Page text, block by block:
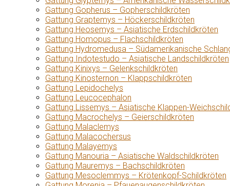
Gattung Gopherus – Gopherschildkröten
Gattung Graptemys – Höckerschildkröten
Gattung Heosemys – Asiatische Erdschildkröten
Gattung Homopus – Flachschildkröten
Gattung Hydromedusa – Südamerikanische
Gattung Indotestudo – Asiatische Landschildkröten
Gattung Kinixys – Gelenkschildkröten
Gattung Kinosternon – Klappschildkröten
Gattung Lepidochelys
Gattung Leucocephalon
Gattung Lissemys – Asiatische Klappen-
Gattung Macrochelys – Geierschildkröten
Gattung Malaclemys
Gattung Malacochersus
Gattung Malayemys
Gattung Manouria – Asiatische Waldschildkröten
Gattung Mauremys – Bachschildkröten
Gattung Mesoclemmys – Krötenkopf-Schildkröten